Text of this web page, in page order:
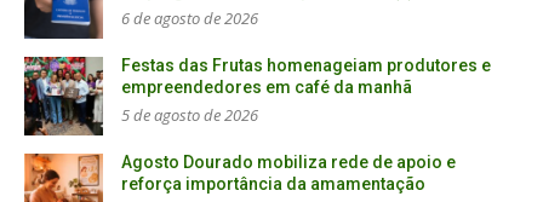
6 de agosto de 2026
Festas das Frutas homenageiam produtores e
empreendedores em café da manhã
5 de agosto de 2026
Agosto Dourado mobiliza rede de apoio e
reforça importância da amamentação